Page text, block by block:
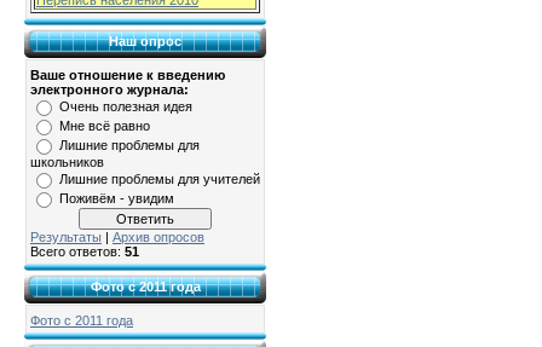
Наш опрос
Ваше отношение к введению
электронного журнала:
Очень полезная идея
Мне всё равно
Лишние проблемы для
школьников
Лишние проблемы для учителей
Поживём - увидим
Результаты
Архив опросов
Всего ответов: 51
Фото с 2011 года
Фото с 2011 года